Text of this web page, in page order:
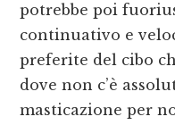
potrebbe poi
continuativo e
preferite del cibo
dove non c’è
masticazione per